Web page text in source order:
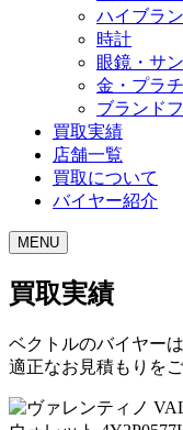
ハイブラ
時計
眼鏡・サ
金・プラ
ブランド
買取実績
店舗一覧
買取について
バイヤー紹介
MENU
買取実績
ベクトルのバイヤー
適正なお見積もりを